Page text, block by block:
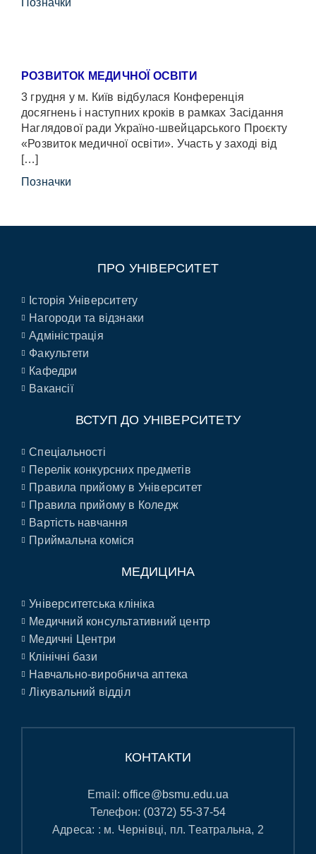
Позначки
РОЗВИТОК МЕДИЧНОЇ ОСВІТИ
3 грудня у м. Київ відбулася Конференція
досягнень і наступних кроків в рамках Засідання
Наглядової ради Україно-швейцарського Проєкту
«Розвиток медичної освіти». Участь у заході від
[…]
Позначки
ПРО УНІВЕРСИТЕТ
Історія Університету
Нагороди та відзнаки
Адміністрація
Факультети
Кафедри
Вакансії
ВСТУП ДО УНІВЕРСИТЕТУ
Спеціальності
Перелік конкурсних предметів
Правила прийому в Університет
Правила прийому в Коледж
Вартість навчання
Приймальна коміся
МЕДИЦИНА
Університетська клініка
Медичний консультативний центр
Медичні Центри
Клінічні бази
Навчально-виробнича аптека
Лікувальний відділ
КОНТАКТИ
Email:office@bsmu.edu.ua
Телефон: (0372) 55-37-54
Адреса: : м. Чернівці, пл. Театральна, 2